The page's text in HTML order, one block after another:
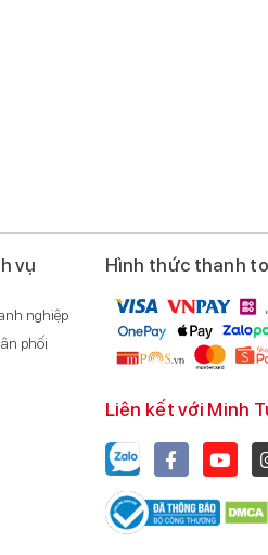
vụ
nghiệp
phối
Hình thức thanh
Liên kết với Minh